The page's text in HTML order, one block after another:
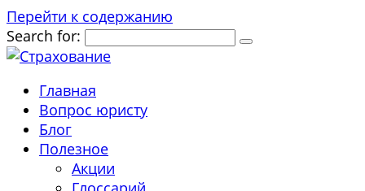
Перейти к содержанию
Search for:
Главная
Вопрос юристу
Блог
Полезное
Акции